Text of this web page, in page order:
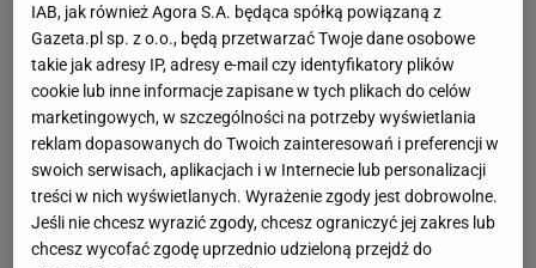
IAB, jak również Agora S.A. będąca spółką powiązaną z
Gazeta.pl sp. z o.o., będą przetwarzać Twoje dane osobowe
takie jak adresy IP, adresy e-mail czy identyfikatory plików
cookie lub inne informacje zapisane w tych plikach do celów
marketingowych, w szczególności na potrzeby wyświetlania
reklam dopasowanych do Twoich zainteresowań i preferencji w
swoich serwisach, aplikacjach i w Internecie lub personalizacji
treści w nich wyświetlanych. Wyrażenie zgody jest dobrowolne.
Jeśli nie chcesz wyrazić zgody, chcesz ograniczyć jej zakres lub
chcesz wycofać zgodę uprzednio udzieloną przejdź do